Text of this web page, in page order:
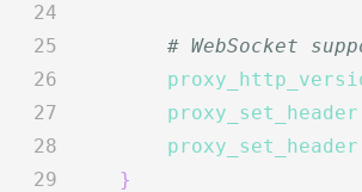
# WebSocket
proxy_set_header
proxy_set_header
}